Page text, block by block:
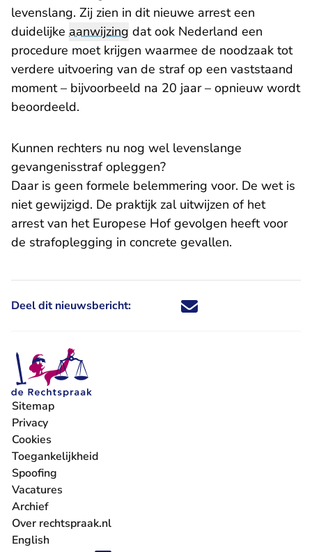
levenslang. Zij zien in dit nieuwe arrest een
duidelijke aanwijzing dat ook Nederland een
procedure moet krijgen waarmee de noodzaak tot
verdere uitvoering van de straf op een vaststaand
moment – bijvoorbeeld na 20 jaar – opnieuw wordt
beoordeeld.
Kunnen rechters nu nog wel levenslange
gevangenisstraf opleggen?
Daar is geen formele belemmering voor. De wet is
niet gewijzigd. De praktijk zal uitwijzen of het
arrest van het Europese Hof gevolgen heeft voor
de strafoplegging in concrete gevallen.
Deel dit nieuwsbericht: Deel dit nieuwsbericht via X -
Deel dit nieuwsbericht via
Deel dit nieuwsbericht
Deel dit
Sitemap
Privacy
Cookies
Toegankelijkheid
Spoofing
Vacatures
- U verlaat Rechtspraak.nl
Archief
Over rechtspraak.nl
English